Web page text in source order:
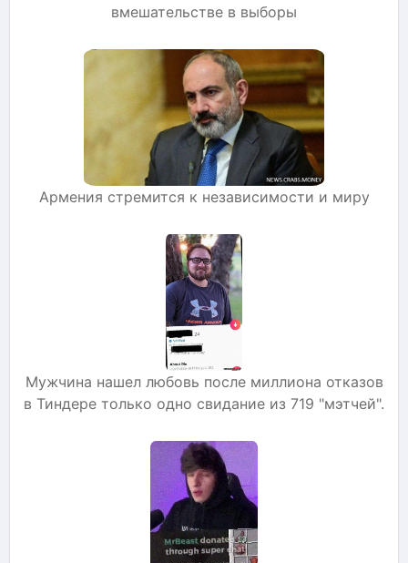
вмешательстве в выборы
Армения стремится к независимости и миру
Мужчина нашел любовь после миллиона отказов
в Тиндере только одно свидание из 719 "мэтчей".